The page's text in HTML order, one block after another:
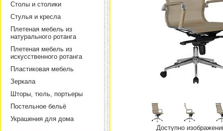
Столы и столики
Стулья и кресла
Плетеная мебель из
натурального ротанга
Плетеная мебель из
искусственного ротанга
Пластиковая мебель
Зеркала
Шторы, тюль, портьеры
Постельное бельё
Украшения для дома
Доступно